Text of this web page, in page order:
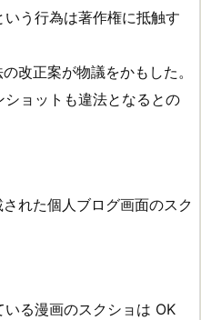
う行為は著作権に抵触す
改正案が物議をかもした。
ョットも違法となるとの
れた個人ブログ画面のスク
る漫画のスクショは OK